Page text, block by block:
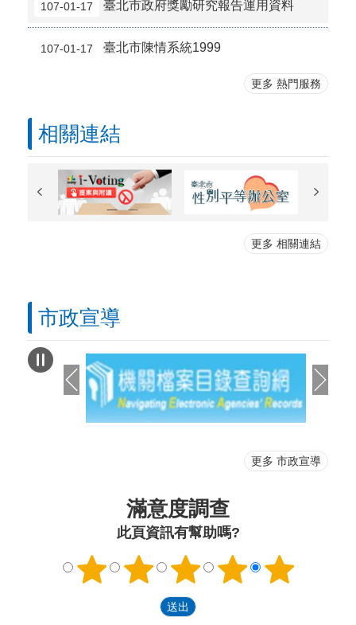
107-01-17 臺北市政府獎勵研究報告運用資料
107-01-17 臺北市陳情系統1999
更多 熱門服務
相關連結
更多 相關連結
市政宣導
更多 市政宣導
滿意度調查
此頁資訊有幫助嗎?